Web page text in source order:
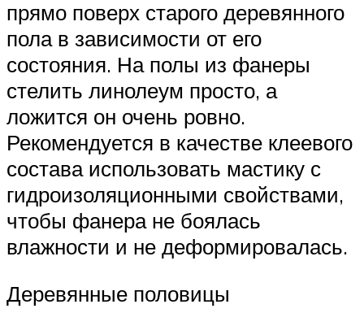
прямо поверх старого деревянного
пола в зависимости от его
состояния. На полы из фанеры
стелить линолеум просто, а
ложится он очень ровно.
Рекомендуется в качестве клеевого
состава использовать мастику с
гидроизоляционными свойствами,
чтобы фанера не боялась
влажности и не деформировалась.
Деревянные половицы